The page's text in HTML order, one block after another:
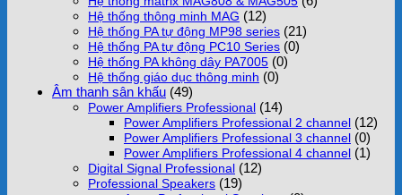
Hệ thống thông minh MAG (12)
Hệ thống PA tự động MP98 series (21)
Hệ thống PA tự động PC10 Series (0)
Hệ thống PA không dây PA7005 (0)
Hệ thống giáo dục thông minh (0)
Âm thanh sân khấu (49)
Power Amplifiers Professional (14)
Power Amplifiers Professional 2 channel (12)
Power Amplifiers Professional 3 channel (0)
Power Amplifiers Professional 4 channel (1)
Digital Signal Professional (12)
Professional Speakers (19)